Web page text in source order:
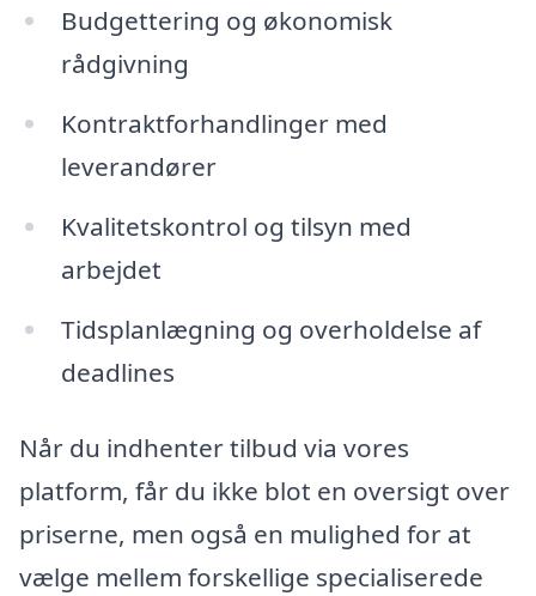
Budgettering og økonomisk
rådgivning
Kontraktforhandlinger med
leverandører
Kvalitetskontrol og tilsyn med
arbejdet
Tidsplanlægning og overholdelse af
deadlines
Når du indhenter tilbud via vores
platform, får du ikke blot en oversigt over
priserne, men også en mulighed for at
vælge mellem forskellige specialiserede